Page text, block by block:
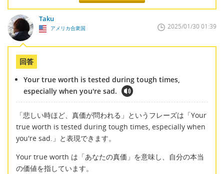
Taku
アメリカ合衆国 2025/01/30 01:39
回答
Your true worth is tested during tough times,
especially when you're sad.
「悲しい時ほど、真価が問われる」というフレーズは「Your
true worth is tested during tough times, especially when
you're sad.」と表現できます。
Your true worth は「あなたの真価」を意味し、自分の本当
の価値を指しています。